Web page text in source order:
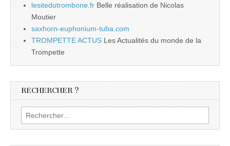
lesitedutrombone.fr Belle réalisation de Nicolas
Moutier
saxhorn-euphonium-tuba.com
TROMPETTE ACTUS Les Actualités du monde de la
Trompette
RECHERCHER ?
Rechercher :